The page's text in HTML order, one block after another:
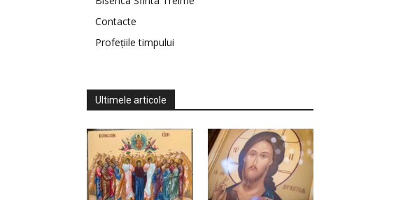
Contacte
Profețiile timpului
Ultimele articole